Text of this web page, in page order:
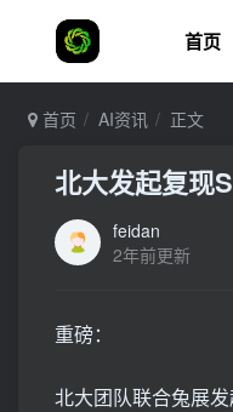
首页
首页 AI资讯 正文
北大发起复现
feidan
2年前更新
重磅：
北大团队联合兔展